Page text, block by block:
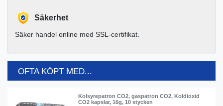
Säkerhet
Säker handel online med SSL-certifikat.
OFTA KÖPT MED...
Kolsyrepatron CO2, gaspatron CO2, Koldioxid
CO2 kapslar, 16g, 10 stycken